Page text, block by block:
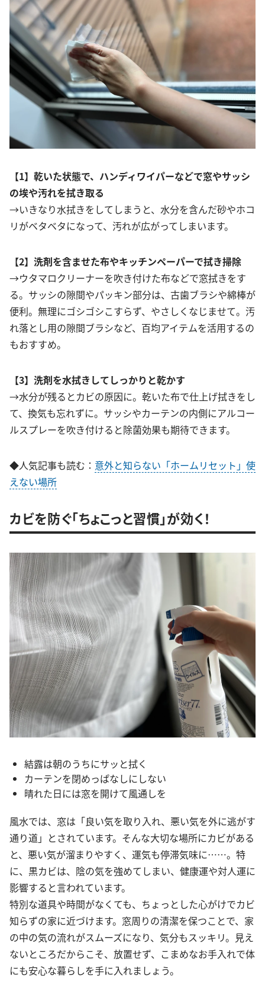
【1】乾いた状態で、ハンディワイパーなどで窓やサッシ
の埃や汚れを拭き取る
→いきなり水拭きをしてしまうと、水分を含んだ砂やホコ
リがベタベタになって、汚れが広がってしまいます。
【2】洗剤を含ませた布やキッチンペーパーで拭き掃除
→ウタマロクリーナーを吹き付けた布などで窓拭きをす
る。サッシの隙間やパッキン部分は、古歯ブラシや綿棒が
便利。無理にゴシゴシこすらず、やさしくなじませて。汚
れ落とし用の隙間ブラシなど、百均アイテムを活用するの
もおすすめ。
【3】洗剤を水拭きしてしっかりと乾かす
→水分が残るとカビの原因に。乾いた布で仕上げ拭きをし
て、換気も忘れずに。サッシやカーテンの内側にアルコー
ルスプレーを吹き付けると除菌効果も期待できます。
◆人気記事も読む： 意外と知らない「ホームリセット」使
えない場所
カビを防ぐ「ちょこっと習慣」が効く！
結露は朝のうちにサッと拭く
カーテンを閉めっぱなしにしない
晴れた日には窓を開けて風通しを
風水では、窓は「良い気を取り入れ、悪い気を外に逃がす
通り道」とされています。そんな大切な場所にカビがある
と、悪い気が溜まりやすく、運気も停滞気味に……。特
に、黒カビは、陰の気を強めてしまい、健康運や対人運に
影響すると言われています。
特別な道具や時間がなくても、ちょっとした心がけでカビ
知らずの家に近づけます。窓周りの清潔を保つことで、家
の中の気の流れがスムーズになり、気分もスッキリ。見え
ないところだからこそ、放置せず、こまめなお手入れで体
にも安心な暮らしを手に入れましょう。